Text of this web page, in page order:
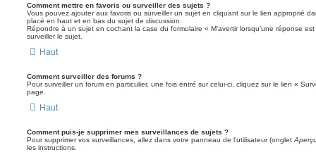
Comment mettre en favoris ou surveiller des sujets ?
Vous pouvez ajouter aux favoris ou surveiller un sujet en cliquant sur le lien approprié
placé en haut et en bas du sujet de discussion.
Répondre à un sujet en cochant la case du formulaire « M’avertir lorsqu’une réponse
surveiller le sujet.
Haut
Comment surveiller des forums ?
Pour surveiller un forum en particulier, une fois entré sur celui-ci, cliquez sur le lien «
page.
Haut
Comment puis-je supprimer mes surveillances de sujets ?
Pour supprimer vos surveillances, allez dans votre panneau de l’utilisateur (onglet
les instructions.